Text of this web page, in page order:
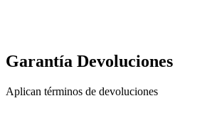
Garantía Devoluciones
Aplican términos de devoluciones